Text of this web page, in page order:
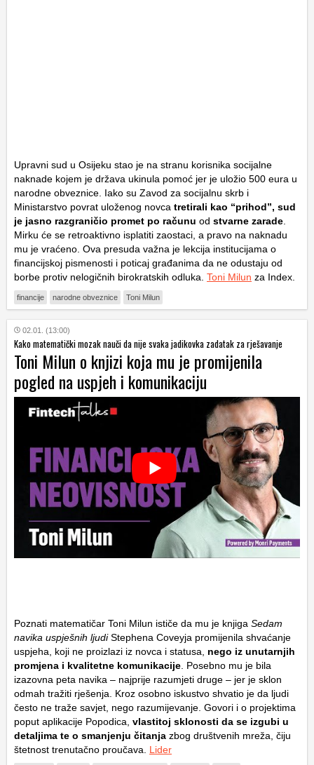
Upravni sud u Osijeku stao je na stranu korisnika socijalne
naknade kojem je država ukinula pomoć jer je uložio 500 eura u
narodne obveznice. Iako su Zavod za socijalnu skrb i
Ministarstvo povrat uloženog novca tretirali kao “prihod”, sud
je jasno razgraničio promet po računu od stvarne zarade.
Mirku će se retroaktivno isplatiti zaostaci, a pravo na naknadu
mu je vraćeno. Ova presuda važna je lekcija institucijama o
financijskoj pismenosti i poticaj građanima da ne odustaju od
borbe protiv nelogičnih birokratskih odluka. Toni Milun za Index.
financije narodne obveznice Toni Milun
02.01. (13:00)
Kako matematički mozak nauči da nije svaka jadikovka zadatak za rješavanje
Toni Milun o knjizi koja mu je promijenila
pogled na uspjeh i komunikaciju
Poznati matematičar Toni Milun ističe da mu je knjiga Sedam
navika uspješnih ljudiStephena Coveyja promijenila shvaćanje
uspjeha, koji ne proizlazi iz novca i statusa, nego iz unutarnjih
promjena i kvalitetne komunikacije. Posebno mu je bila
izazovna peta navika – najprije razumjeti druge – jer je sklon
odmah tražiti rješenja. Kroz osobno iskustvo shvatio je da ljudi
često ne traže savjet, nego razumijevanje. Govori i o projektima
poput aplikacije Popodica, vlastitoj sklonosti da se izgubi u
detaljima te o smanjenju čitanja zbog društvenih mreža, čiju
štetnost trenutačno proučava. Lider